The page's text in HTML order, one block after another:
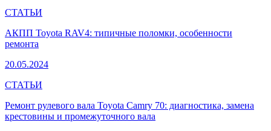
СТАТЬИ
АКПП Toyota RAV4: типичные поломки, особенности
ремонта
20.05.2024
СТАТЬИ
Ремонт рулевого вала Toyota Camry 70: диагностика, замена
крестовины и промежуточного вала